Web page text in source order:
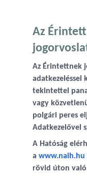
Az
Az Érintettnek
adatkezeléssel
tekintettel
vagy
polgári peres
Adatkezelővel
A Hatóság
a www.naih.hu
rövid úton való